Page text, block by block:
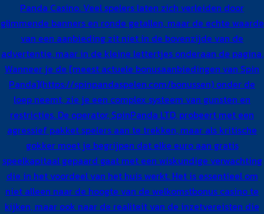
Panda Casino. Veel spelers laten zich verleiden door
glimmende banners en ronde getallen, maar de echte waarde
van een aanbieding zit niet in de bovenzijde van de
advertentie, maar in de kleine lettertjes onderaan de pagina.
Wanneer je de [meest actuele bonusaanbiedingen van Spin
Panda](https://spinpandaspelen.com/bonussen) onder de
loep neemt, zie je een complex systeem van gunsten en
restricties. De operator, SpinPanda LTD, probeert met een
agressief pakket spelers aan te trekken, maar als kritische
gokker moet je begrijpen dat elke euro aan gratis
speelkapitaal gepaard gaat met een wiskundige verwachting
die in het voordeel van het huis werkt. Het is essentieel om
niet alleen naar de hoogte van de welkomstbonus casino te
kijken, maar ook naar de realiteit van de inzetvereisten die